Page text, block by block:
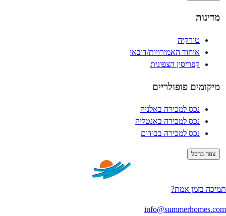
מדינות
טורקיה
איחוד האמירויות/דובאי
קפריסין הצפונית
מיקומים פופולריים
נכס למכירה באלניה
נכס למכירה באנטליה
נכס למכירה בבודום
צפה בהכל
תמיכה בזמן אמת?
info@summerhomes.com